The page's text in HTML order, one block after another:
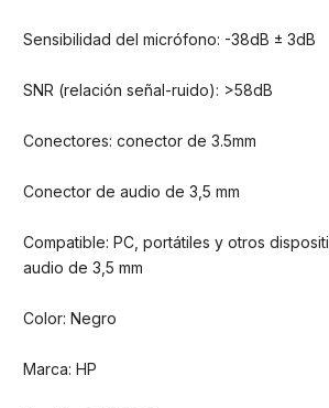
Sensibilidad del micrófono: -38dB ± 3dB
SNR (relación señal-ruido): >58dB
Conectores: conector de 3.5mm
Conector de audio de 3,5 mm
Compatible: PC, portátiles y otros
audio de 3,5 mm
Color: Negro
Marca: HP